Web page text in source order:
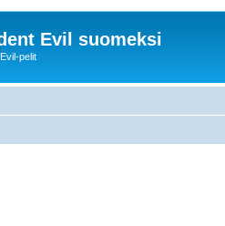
Evil suomeksi
pelit